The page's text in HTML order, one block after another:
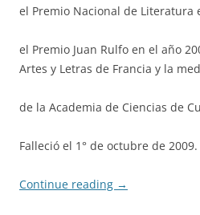
el Premio Nacional de Literatura
el Premio Juan Rulfo en el año
Artes y Letras de Francia y la
de la Academia de Ciencias de
Falleció el 1° de octubre de 2009.
Continue reading →